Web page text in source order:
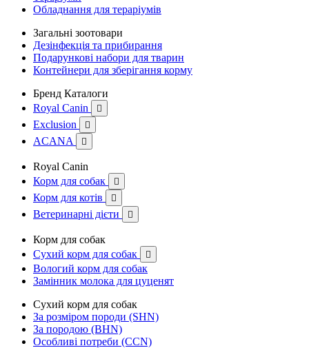
Обладнання для тераріумів
Загальні зоотовари
Дезінфекція та прибирання
Подарункові набори для тварин
Контейнери для зберігання корму
Бренд Каталоги
Royal Canin

Exclusion 
ACANA 
Royal Canin
Корм для собак

Корм для котів 
Ветеринарні дієти 
Корм для собак
Сухий корм для собак

Вологий корм для собак
Замінник молока для цуценят
Сухий корм для собак
За розміром породи (SHN)
За породою (BHN)
Особливі потреби (CCN)